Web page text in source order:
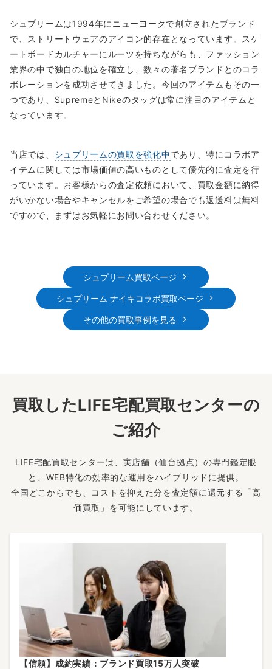
シュプリームは1994年にニューヨークで創立されたブランド
で、ストリートウェアのアイコン的存在となっています。スケ
ートボードカルチャーにルーツを持ちながらも、ファッション
業界の中で独自の地位を確立し、数々の著名ブランドとのコラ
ボレーションを成功させてきました。今回のアイテムもその一
つであり、SupremeとNikeのタッグは常に注目のアイテムと
なっています。
当店では、 シュプリームの買取を強化中であり、特にコラボア
イテムに関しては市場価値の高いものとして優先的に査定を行
っています。お客様からの査定依頼において、買取金額に納得
がいかない場合やキャンセルをご希望の場合でも返送料は無料
ですので、まずはお気軽にお問い合わせください。
シュプリーム買取ページ
シュプリーム ナイキコラボ買取ページ
その他の買取事例を見る
買取したLIFE宅配買取センターの
ご紹介
LIFE宅配買取センターは、実店舗（仙台拠点）の専門鑑定眼
と、WEB特化の効率的な運用をハイブリッドに提供。
全国どこからでも、コストを抑えた分を査定額に還元する「高
価買取」を可能にしています。
【信頼】成約実績：ブランド買取15万人突破